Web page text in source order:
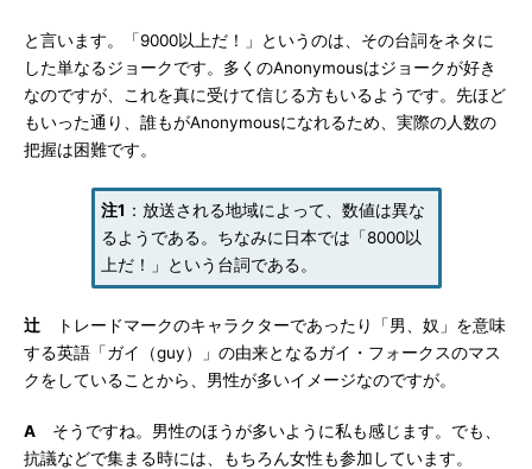
と言います。「9000以上だ！」というのは、その台詞をネタに
した単なるジョークです。多くのAnonymousはジョークが好き
なのですが、これを真に受けて信じる方もいるようです。先ほど
もいった通り、誰もがAnonymousになれるため、実際の人数の
把握は困難です。
注1 ：放送される地域によって、数値は異な
るようである。ちなみに日本では「8000以
上だ！」という台詞である。
辻 トレードマークのキャラクターであったり「男、奴」を意味
する英語「ガイ（guy）」の由来となるガイ・フォークスのマス
クをしていることから、男性が多いイメージなのですが。
A そうですね。男性のほうが多いように私も感じます。でも、
抗議などで集まる時には、もちろん女性も参加しています。